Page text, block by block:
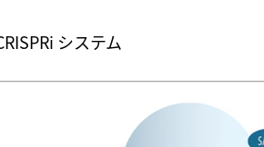
システム